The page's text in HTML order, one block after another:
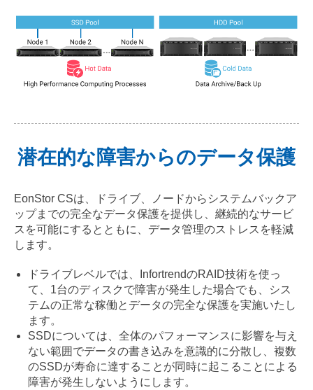
潜在的な障害からのデータ保護
EonStor CSは、ドライブ、ノードからシステムバックア
ップまでの完全なデータ保護を提供し、継続的なサービ
スを可能にするとともに、データ管理のストレスを軽減
します。
ドライブレベルでは、InfortrendのRAID技術を使っ
て、1台のディスクで障害が発生した場合でも、シス
テムの正常な稼働とデータの完全な保護を実施いたし
ます。
SSDについては、全体のパフォーマンスに影響を与え
ない範囲でデータの書き込みを意識的に分散し、複数
のSSDが寿命に達することが同時に起こることによる
障害が発生しないようにします。